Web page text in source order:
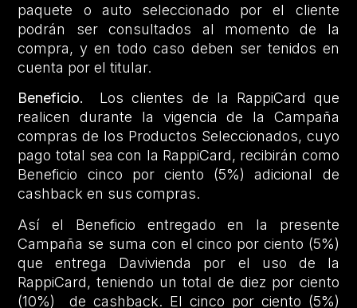
paquete o auto seleccionado por el cliente
podrán ser consultados al momento de la
compra, y en todo caso deben ser tenidos en
cuenta por el titular.
Beneficio.
Los clientes de la RappiCard que
realicen durante la vigencia de la Campaña
compras de los Productos Seleccionados, cuyo
pago total sea con la RappiCard, recibirán como
Beneficio cinco por ciento (5%) adicional de
cashback en sus compras.
Así el Beneficio entregado en la presente
Campaña se suma con el cinco por ciento (5%)
que entrega Davivienda por el uso de la
RappiCard, teniendo un total de diez por ciento
(10%) de cashback. El cinco por ciento (5%)